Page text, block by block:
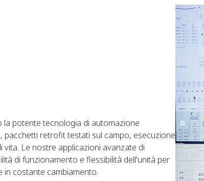
potente tecnologia di automazione
retrofit testati sul campo, esecuzione
Le nostre applicazioni avanzate di
di funzionamento e flessibilità dell'unità per
in costante cambiamento.